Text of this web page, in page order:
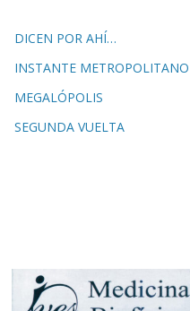
DICEN POR AHÍ…
INSTANTE METROPOLITANO
MEGALÓPOLIS
SEGUNDA VUELTA